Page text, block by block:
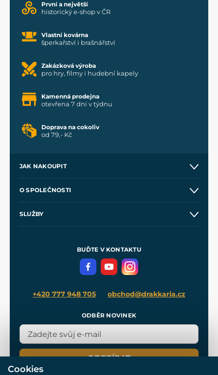
První a největší
historický e-shop v ČR
Vlastní kovárna
šperkařství i brašnářství
Zakázková výroba
pro hry, filmy i hudební kapely
Kamenná prodejna
otevřena 7 dní v týdnu
Doprava na cokoliv
od 79,- Kč
JAK NAKOUPIT
Velkoobchod
O SPOLEČNOSTI
SLUŽBY
Meče pro Kingdom Come
BUĎTE V KONTAKTU
+420 777 948 705 obchod@drakkaria.cz
ODBĚR NOVINEK
ODEBÍRAT
Cookies